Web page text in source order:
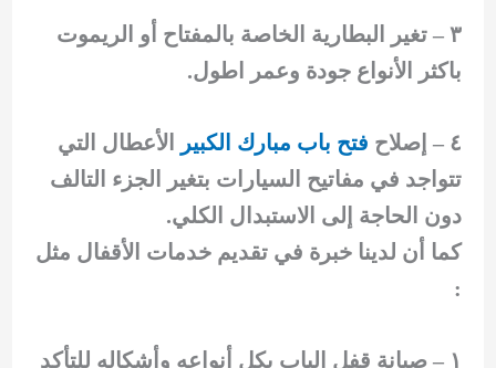
٣ – تغير البطارية الخاصة بالمفتاح أو الريموت
باكثر الأنواع جودة وعمر اطول.
٤ – إصلاح فتح باب مبارك الكبير
الأعطال التي
تتواجد في مفاتيح السيارات بتغير الجزء التالف
دون الحاجة إلى الاستبدال الكلي.
كما أن لدينا خبرة في تقديم خدمات الأقفال مثل
:
١ – صيانة قفل الباب بكل أنواعه وأشكاله للتأكد